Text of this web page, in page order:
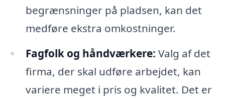
begrænsninger på pladsen, kan det
medføre ekstra omkostninger.
Fagfolk og håndværkere: Valg af det
firma, der skal udføre arbejdet, kan
variere meget i pris og kvalitet. Det er